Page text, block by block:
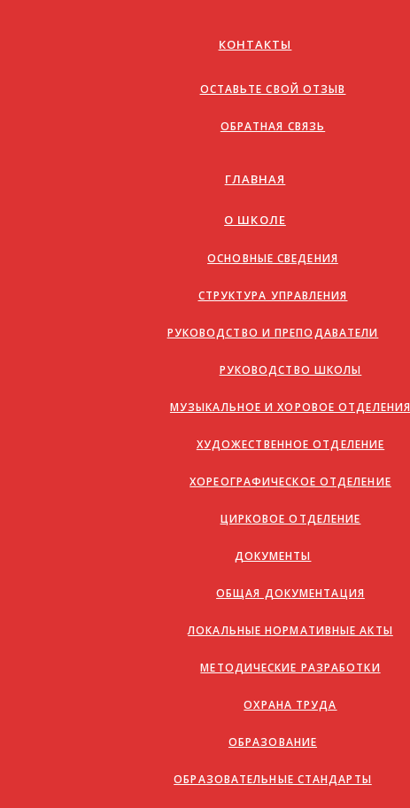
КОНТАКТЫ
ОСТАВЬТЕ СВОЙ ОТЗЫВ
ОБРАТНАЯ СВЯЗЬ
ГЛАВНАЯ
О ШКОЛЕ
ОСНОВНЫЕ СВЕДЕНИЯ
СТРУКТУРА УПРАВЛЕНИЯ
РУКОВОДСТВО И ПРЕПОДАВАТЕЛИ
РУКОВОДСТВО ШКОЛЫ
МУЗЫКАЛЬНОЕ И ХОРОВОЕ ОТДЕЛЕНИЯ
ХУДОЖЕСТВЕННОЕ ОТДЕЛЕНИЕ
ХОРЕОГРАФИЧЕСКОЕ ОТДЕЛЕНИЕ
ЦИРКОВОЕ ОТДЕЛЕНИЕ
ДОКУМЕНТЫ
ОБЩАЯ ДОКУМЕНТАЦИЯ
ЛОКАЛЬНЫЕ НОРМАТИВНЫЕ АКТЫ
МЕТОДИЧЕСКИЕ РАЗРАБОТКИ
ОХРАНА ТРУДА
ОБРАЗОВАНИЕ
ОБРАЗОВАТЕЛЬНЫЕ СТАНДАРТЫ